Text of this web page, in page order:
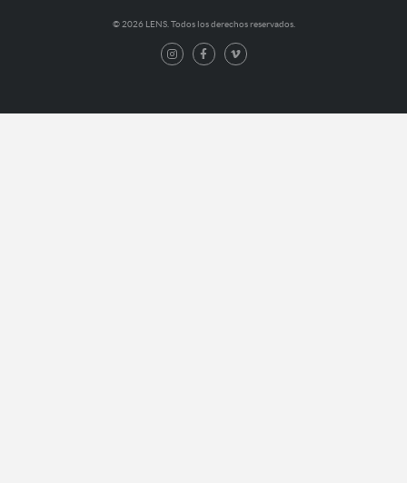
© 2026 LENS. Todos los derechos reservados.